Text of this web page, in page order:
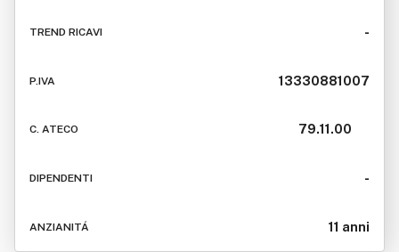
TREND RICAVI -
P.IVA 13330881007
C. ATECO 79.11.00
DIPENDENTI -
ANZIANITÁ 11 anni